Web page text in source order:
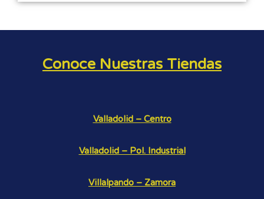
Conoce Nuestras Tiendas
Valladolid – Centro
Valladolid – Pol. Industrial
Villalpando – Zamora